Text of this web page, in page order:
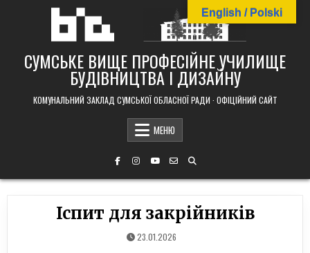
СУМСЬКЕ ВИЩЕ ПРОФЕСІЙНЕ УЧИЛИЩЕ
БУДІВНИЦТВА І ДИЗАЙНУ
КОМУНАЛЬНИЙ ЗАКЛАД СУМСЬКОЇ ОБЛАСНОЇ РАДИ · ОФІЦІЙНИЙ САЙТ
МЕНЮ
Іспит для закрійників
23.01.2026
English / Polski